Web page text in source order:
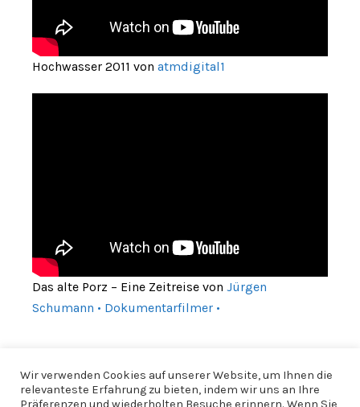
Hochwasser 2011 von atmdigital1
Das alte Porz – Eine Zeitreise von Jürgen
Schumann • Dokumentarfilmer •
Wir verwenden Cookies auf unserer Website, um Ihnen die
relevanteste Erfahrung zu bieten, indem wir uns an Ihre
Präferenzen und wiederholten Besuche erinnern. Wenn Sie